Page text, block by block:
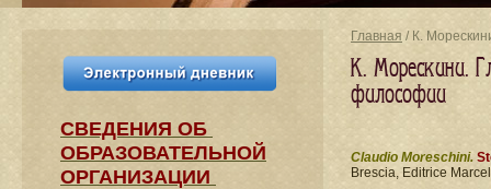
Главная / К.
К. Морескини.
философии
Claudio Moreschini.
Brescia, Editrice
СВЕДЕНИЯ​ ОБ
ОБРАЗОВАТЕЛЬНОЙ
ОРГАНИЗАЦИИ